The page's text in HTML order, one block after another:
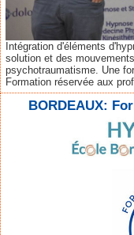
Intégration d'éléments
solution et des
psychotraumatisme. Une
Formation réservée aux
BORDEAUX: